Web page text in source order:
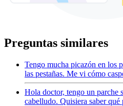
Preguntas similares
Tengo mucha picazón en los
las pestañas. Me vi cómo
Hola doctor, tengo un parche
cabelludo. Quisiera saber qué